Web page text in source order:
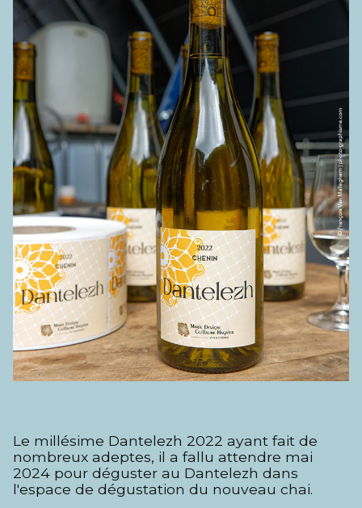
Le millésime Dantelezh 2022 ayant fait de
nombreux adeptes, il a fallu attendre mai
2024 pour déguster au Dantelezh dans
l'espace de dégustation du nouveau chai.